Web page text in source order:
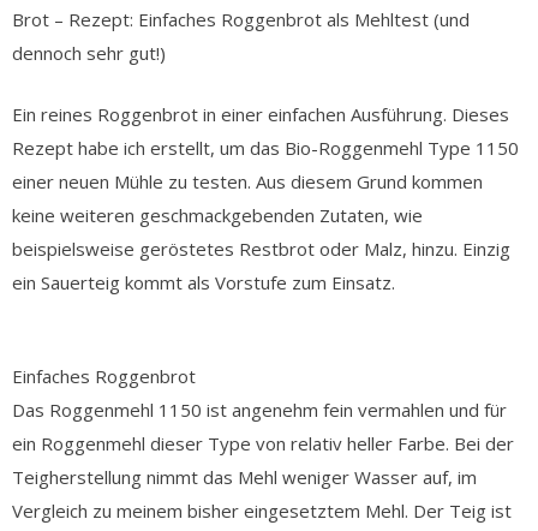
Brot – Rezept: Einfaches Roggenbrot als Mehltest (und
dennoch sehr gut!)
Ein reines Roggenbrot in einer einfachen Ausführung. Dieses
Rezept habe ich erstellt, um das Bio-Roggenmehl Type 1150
einer neuen Mühle zu testen. Aus diesem Grund kommen
keine weiteren geschmackgebenden Zutaten, wie
beispielsweise geröstetes Restbrot oder Malz, hinzu. Einzig
ein Sauerteig kommt als Vorstufe zum Einsatz.
Einfaches Roggenbrot
Das Roggenmehl 1150 ist angenehm fein vermahlen und für
ein Roggenmehl dieser Type von relativ heller Farbe. Bei der
Teigherstellung nimmt das Mehl weniger Wasser auf, im
Vergleich zu meinem bisher eingesetztem Mehl. Der Teig ist